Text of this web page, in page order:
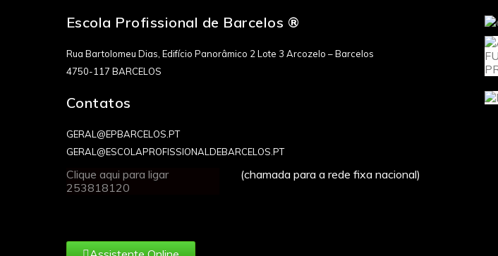
Escola Profissional de Barcelos ®
Rua Bartolomeu Dias, Edifício Panorâmico 2 Lote 3 Arcozelo – Barcelos
4750-117 BARCELOS
Contatos
GERAL@EPBARCELOS.PT
GERAL@ESCOLAPROFISSIONALDEBARCELOS.PT
Clique aqui para ligar
253818120
(chamada para a rede fixa nacional)